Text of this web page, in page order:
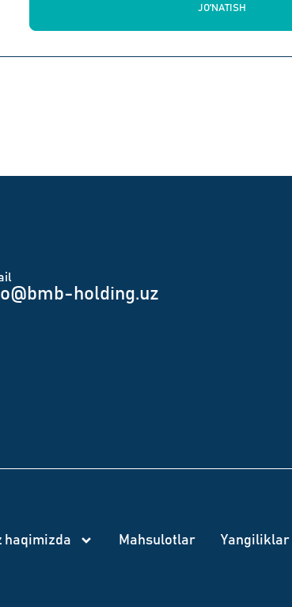
JO'NATISH
holding.uz​
haqimizda Mahsulotlar Yangiliklar